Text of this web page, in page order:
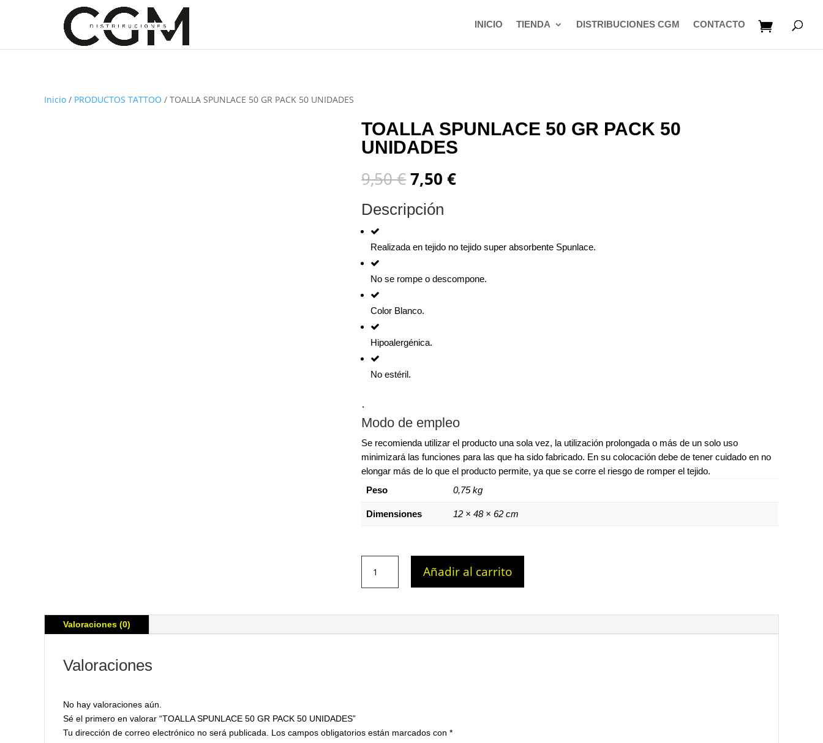
INICIO TIENDA DISTRIBUCIONES CGM CONTACTO
Inicio / PRODUCTOS TATTOO / TOALLA SPUNLACE 50 GR PACK 50 UNIDADES
TOALLA SPUNLACE 50 GR PACK 50
UNIDADES
9,50€El
precio
original
era:
7,50€El
Descripción
Realizada en tejido no tejido super absorbente Spunlace.
No se rompe o descompone.
Color Blanco.
Hipoalergénica.
No estéril.
.
Modo de empleo
Se recomienda utilizar el producto una sola vez, la utilización prolongada o más de un solo uso
minimizará las funciones para las que ha sido fabricado. En su colocación debe de tener cuidado en no
elongar más de lo que el producto permite, ya que se corre el riesgo de romper el tejido.
Peso
0,75 kg
Dimensiones 12 × 48 × 62 cm
SPUNLACE
50
PACK
50
Añadir al carrito
Valoraciones (0)
Valoraciones
No hay valoraciones aún.
Sé el primero en valorar “TOALLA SPUNLACE 50 GR PACK 50 UNIDADES”
Tu dirección de correo electrónico no será publicada.
Los campos obligatorios están marcados con *